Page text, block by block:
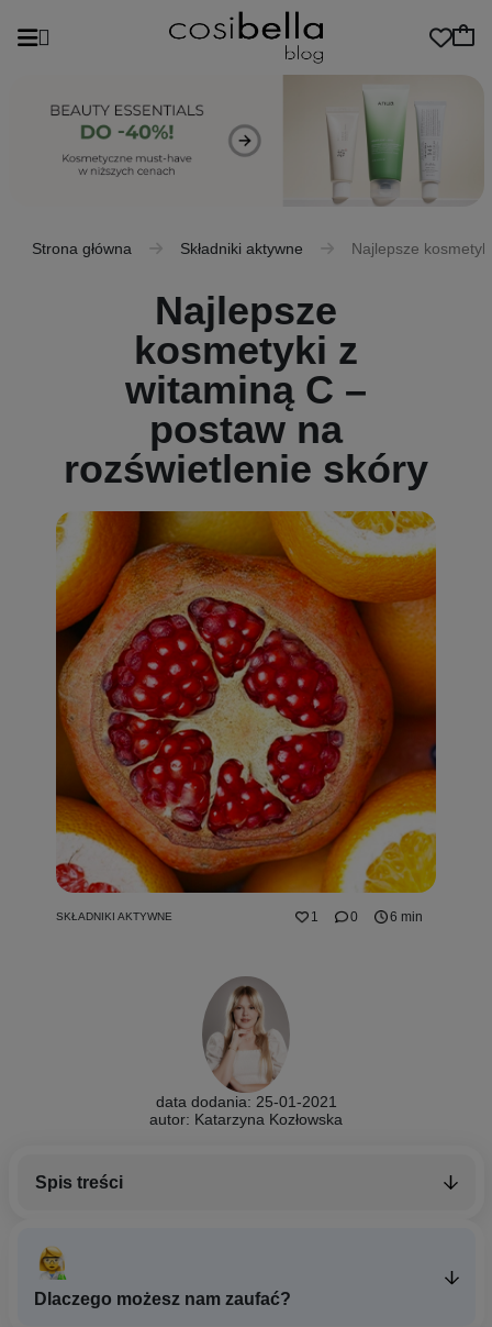
Strona główna Składniki aktywne Najlepsze
Najlepsze
kosmetyki z
witaminą C –
postaw na
rozświetlenie skóry
SKŁADNIKI AKTYWNE 1 0 6 min
data dodania: 25-01-2021
autor: Katarzyna Kozłowska
Spis treści
Dlaczego możesz nam zaufać?